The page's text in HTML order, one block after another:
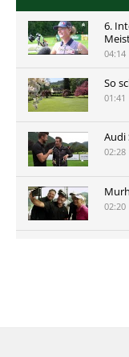
6.
04:14
So
01:41
Audi
02:28
02:20